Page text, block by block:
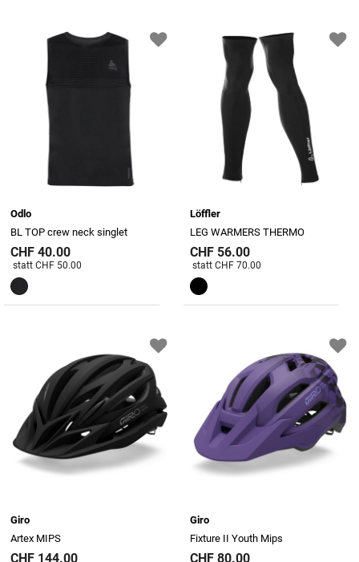
Odlo
BL TOP crew neck singlet
CHF 40.00
Preis reduziert von
statt CHF 50.00
Löffler
LEG WARMERS THERMO
CHF 56.00
Preis reduziert von
statt CHF 70.00
Giro
Artex MIPS
CHF 144.00
Giro
Fixture II Youth Mips
CHF 80.00